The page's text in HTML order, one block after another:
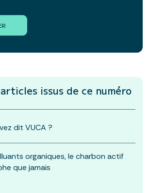
issus de ce numéro
dit VUCA ?
organiques, le charbon actif
que jamais